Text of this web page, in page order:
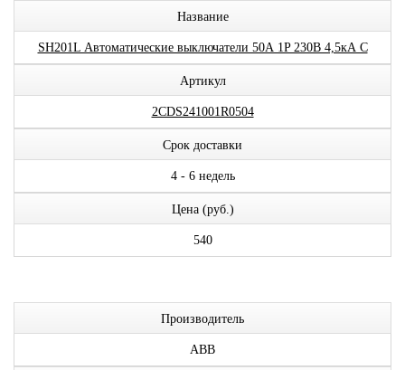
Название
SH201L Автоматические выключатели 50А 1P 230В 4,5кА C
Артикул
2CDS241001R0504
Срок доставки
4 - 6 недель
Цена (руб.)
540
Производитель
ABB